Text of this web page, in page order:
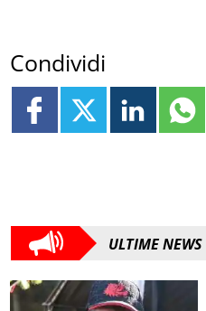
Condividi
ULTIME NEWS